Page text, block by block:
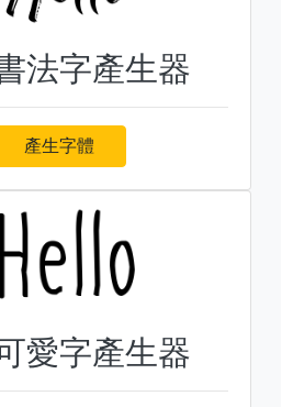
法字產生器
產生字體
愛字產生器